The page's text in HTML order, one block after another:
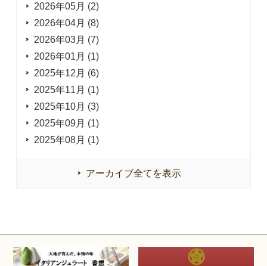
2026年05月 (2)
2026年04月 (8)
2026年03月 (7)
2026年01月 (1)
2025年12月 (6)
2025年11月 (1)
2025年10月 (3)
2025年09月 (1)
2025年08月 (1)
アーカイブ全てを表示